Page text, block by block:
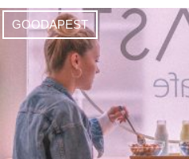
GOODAPEST